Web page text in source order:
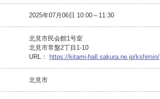
2025年07月06日 10:00～11:30
北見市民会館1号室
北見市常盤2丁目1-10
URL：
https://kitami-hall.sakura.ne.jp/kshimin/
北見市